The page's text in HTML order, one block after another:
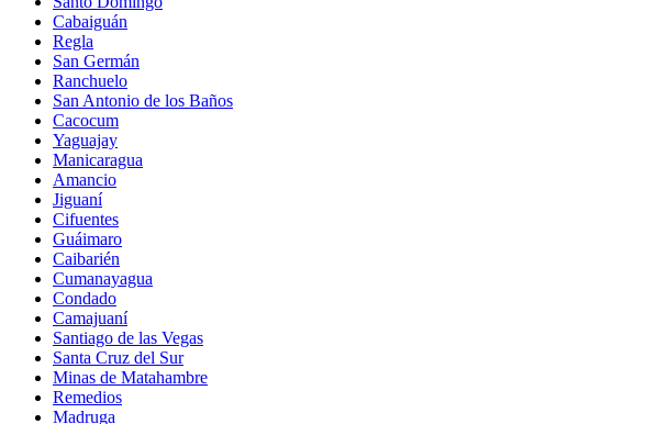
Cabaiguán
Regla
San Germán
Ranchuelo
San Antonio de los Baños
Cacocum
Yaguajay
Manicaragua
Amancio
Jiguaní
Cifuentes
Guáimaro
Caibarién
Cumanayagua
Condado
Camajuaní
Santiago de las Vegas
Santa Cruz del Sur
Minas de Matahambre
Remedios
Madruga